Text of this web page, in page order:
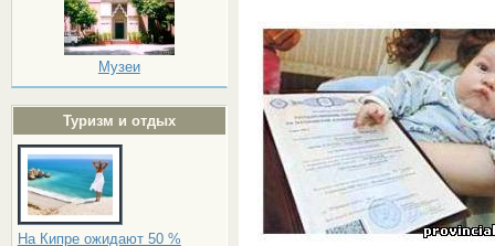
Музеи
Туризм и отдых
На Кипре ожидают 50 %